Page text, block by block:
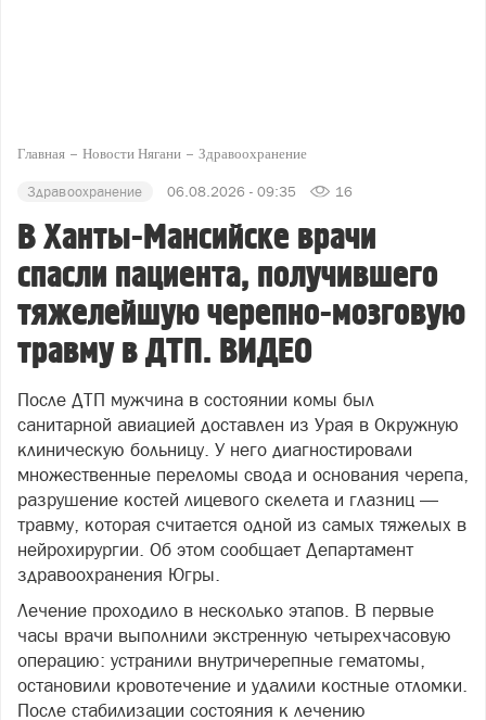
Главная Новости Нягани Здравоохранение
Здравоохранение 06.08.2026 - 09:35 16
В Ханты-Мансийске врачи
спасли пациента, получившего
тяжелейшую черепно-мозговую
травму в ДТП. ВИДЕО
После ДТП мужчина в состоянии комы был
санитарной авиацией доставлен из Урая в Окружную
клиническую больницу. У него диагностировали
множественные переломы свода и основания черепа,
разрушение костей лицевого скелета и глазниц —
травму, которая считается одной из самых тяжелых в
нейрохирургии. Об этом сообщает Департамент
здравоохранения Югры.
Лечение проходило в несколько этапов. В первые
часы врачи выполнили экстренную четырехчасовую
операцию: устранили внутричерепные гематомы,
остановили кровотечение и удалили костные отломки.
После стабилизации состояния к лечению